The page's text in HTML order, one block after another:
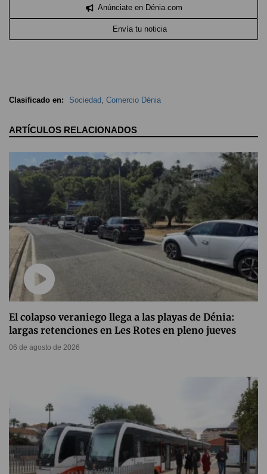
Anúnciate en Dénia.com
Envía tu noticia
Clasificado en: Sociedad, Comercio Dénia
ARTÍCULOS RELACIONADOS
El colapso veraniego llega a las playas de Dénia:
largas retenciones en Les Rotes en pleno jueves
06 de agosto de 2026